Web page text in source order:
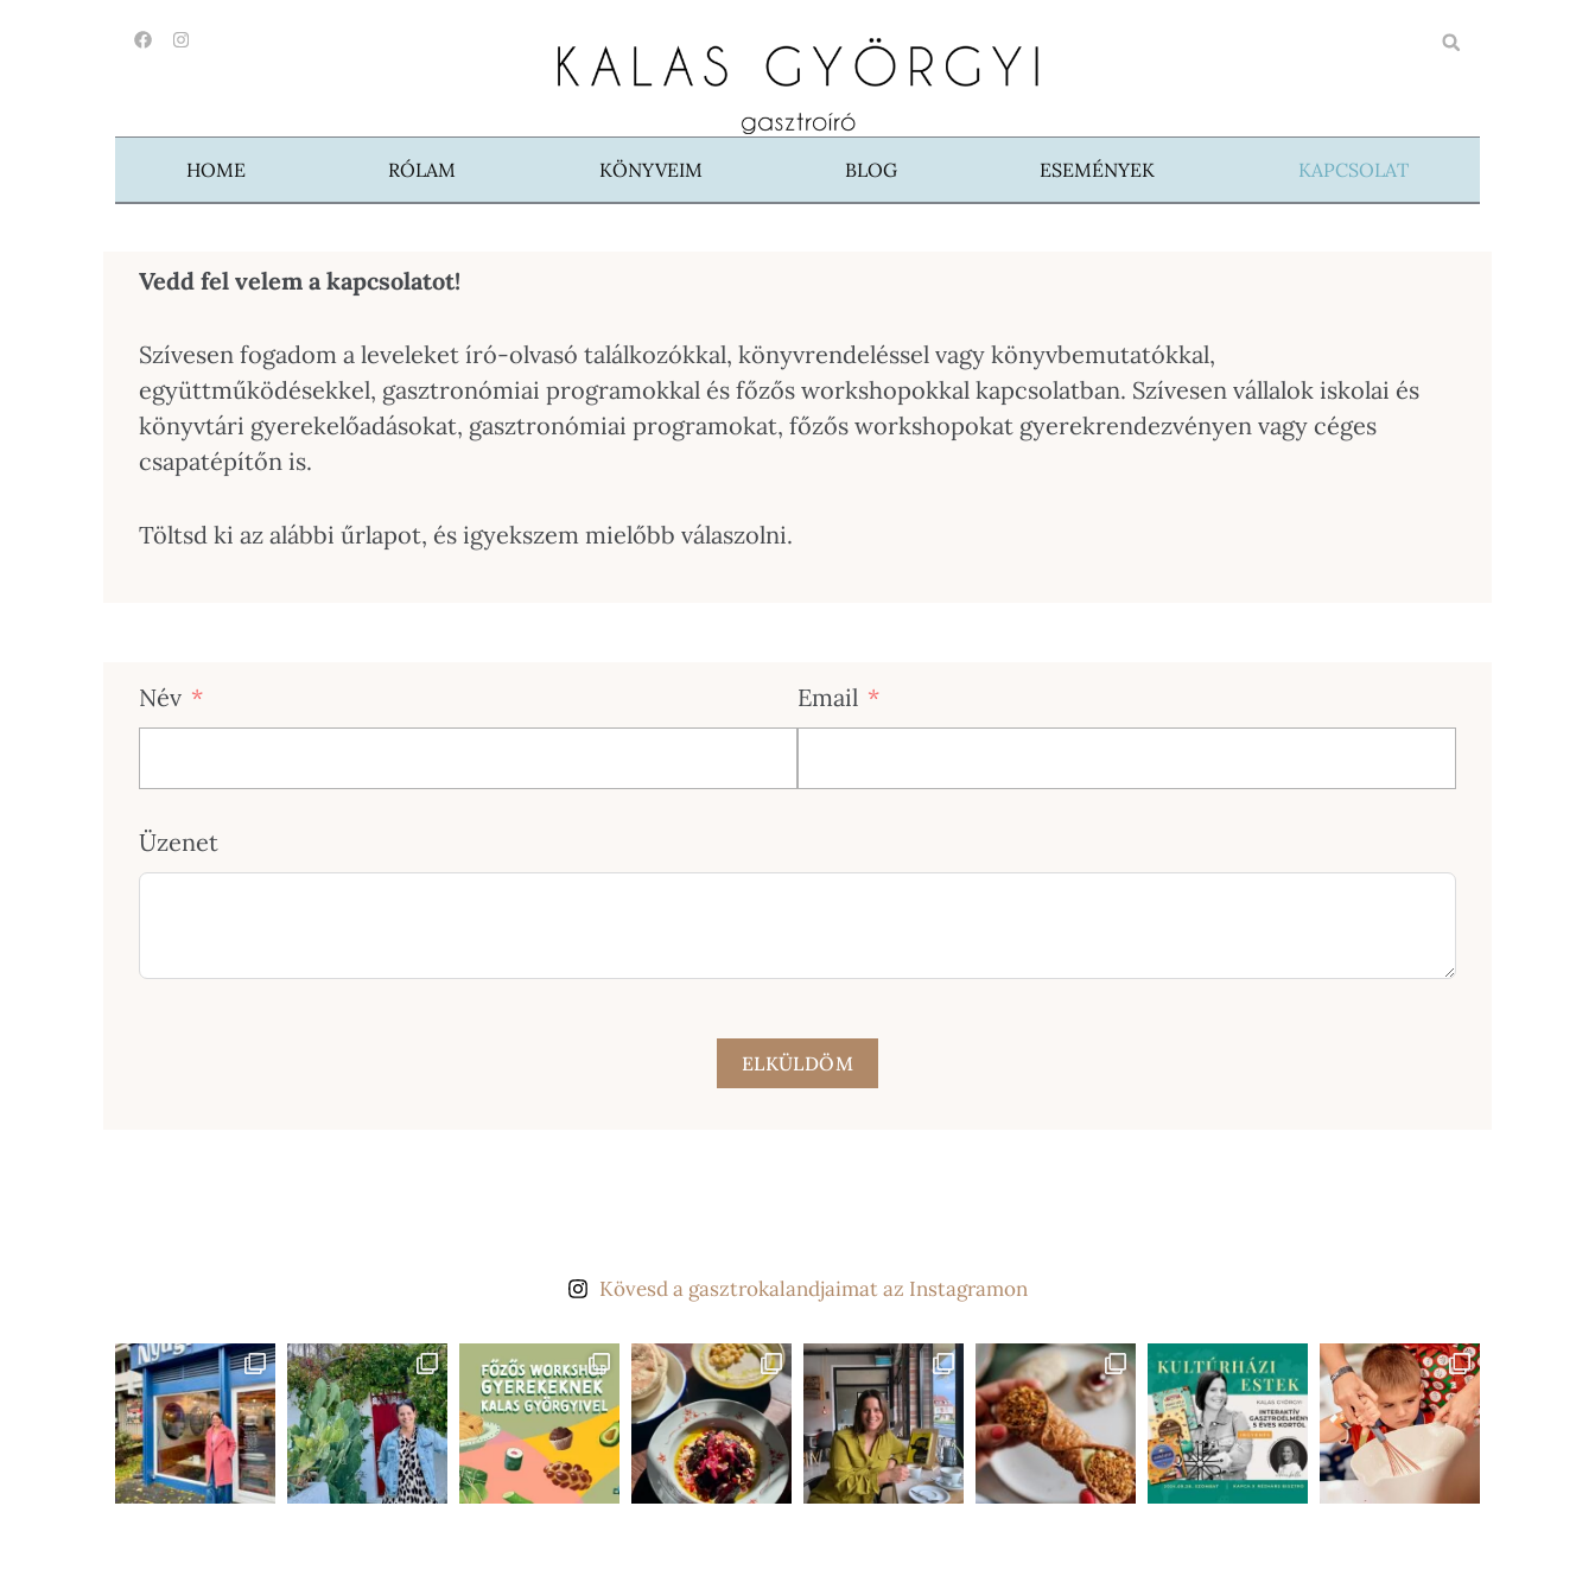
HOME RÓLAM KÖNYVEIM BLOG ESEMÉNYEK KAPCSOLAT
Vedd fel velem a kapcsolatot!
Szívesen fogadom a leveleket író-olvasó találkozókkal, könyvrendeléssel vagy könyvbemutatókkal,
együttműködésekkel, gasztronómiai programokkal és főzős workshopokkal kapcsolatban. Szívesen vállalok iskolai és
könyvtári gyerekelőadásokat, gasztronómiai programokat, főzős workshopokat gyerekrendezvényen vagy céges
csapatépítőn is.
Töltsd ki az alábbi űrlapot, és igyekszem mielőbb válaszolni.
Név Email
Üzenet
ELKÜLDÖM
Kövesd a gasztrokalandjaimat az Instagramon